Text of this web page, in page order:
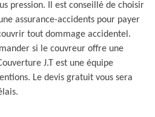
pression. Il est conseillé de choisir
assurance-accidents pour payer
tout dommage accidentel.
si le couvreur offre une
J.T est une équipe
Le devis gratuit vous sera